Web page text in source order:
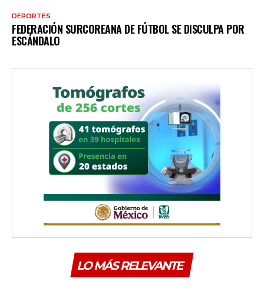
DEPORTES
FEDERACIÓN SURCOREANA DE FÚTBOL SE DISCULPA POR
ESCÁNDALO
LO MÁS RELEVANTE